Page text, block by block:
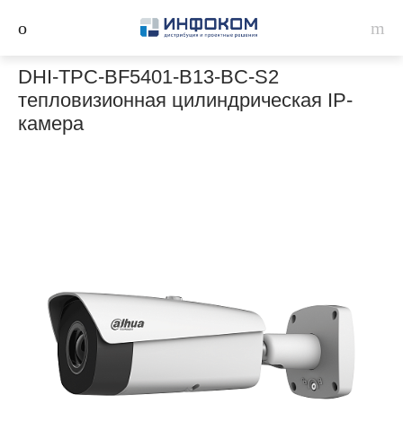
DHI-TPC-BF5401-B13-BC-S2
тепловизионная цилиндрическая IP-
камера